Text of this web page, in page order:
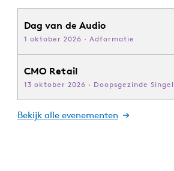
Dag van de Audio
1 oktober 2026 · Adformatie
CMO Retail
13 oktober 2026 · Doopsgezinde
Bekijk alle evenementen